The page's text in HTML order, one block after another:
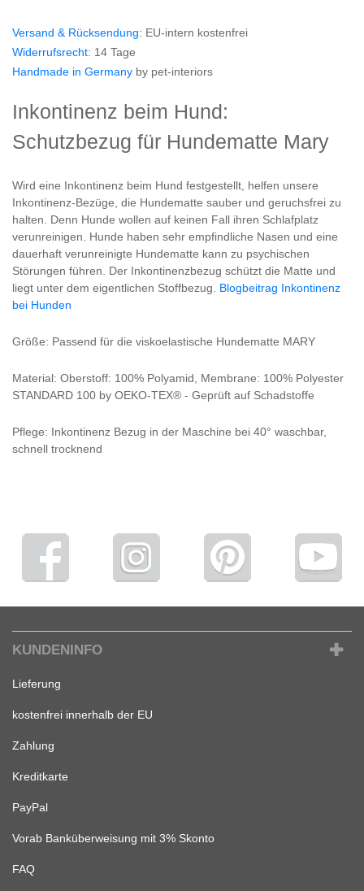
Versand & Rücksendung: EU-intern kostenfrei
Widerrufsrecht: 14 Tage
Handmade in Germany by pet-interiors
Inkontinenz beim Hund:
Schutzbezug für Hundematte Mary
Wird eine Inkontinenz beim Hund festgestellt, helfen unsere
Inkontinenz-Bezüge, die Hundematte sauber und geruchsfrei zu
halten. Denn Hunde wollen auf keinen Fall ihren Schlafplatz
verunreinigen. Hunde haben sehr empfindliche Nasen und eine
dauerhaft verunreinigte Hundematte kann zu psychischen
Störungen führen. Der Inkontinenzbezug schützt die Matte und
liegt unter dem eigentlichen Stoffbezug. Blogbeitrag Inkontinenz
bei Hunden
Größe: Passend für die viskoelastische Hundematte MARY
Material: Oberstoff: 100% Polyamid, Membrane: 100% Polyester
STANDARD 100 by OEKO-TEX® - Geprüft auf Schadstoffe
Pflege: Inkontinenz Bezug in der Maschine bei 40° waschbar,
schnell trocknend
KUNDENINFO
Lieferung
kostenfrei innerhalb der EU
Zahlung
Kreditkarte
PayPal
Vorab Banküberweisung mit 3% Skonto
FAQ